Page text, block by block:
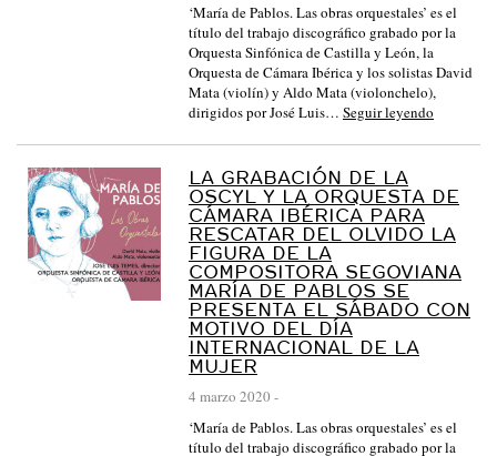
‘María de Pablos. Las obras orquestales’ es el
título del trabajo discográfico grabado por la
Orquesta Sinfónica de Castilla y León, la
Orquesta de Cámara Ibérica y los solistas David
Mata (violín) y Aldo Mata (violonchelo),
dirigidos por José Luis… Seguir leyendo
LA GRABACIÓN DE LA
OSCYL Y LA ORQUESTA DE
CÁMARA IBÉRICA PARA
RESCATAR DEL OLVIDO LA
FIGURA DE LA
COMPOSITORA SEGOVIANA
MARÍA DE PABLOS SE
PRESENTA EL SÁBADO CON
MOTIVO DEL DÍA
INTERNACIONAL DE LA
MUJER
4 marzo 2020 -
‘María de Pablos. Las obras orquestales’ es el
título del trabajo discográfico grabado por la